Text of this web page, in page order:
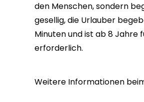
den Menschen, sondern
gesellig, die Urlauber
Minuten und ist ab 8 Jahre
erforderlich.
Weitere Informationen